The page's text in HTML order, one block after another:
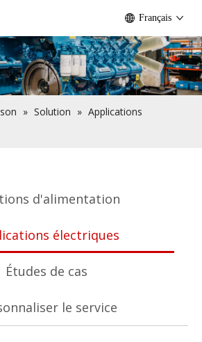
Français
» Solution » Applications
d'alimentation
électriques
Études de cas
le service